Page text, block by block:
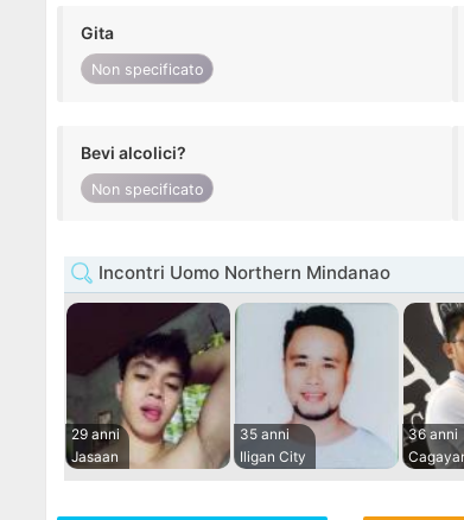
Gita
Non specificato
Bevi alcolici?
Non specificato
Incontri Uomo Northern Mindanao
29 anni
Jasaan
35 anni
Iligan City
36 anni